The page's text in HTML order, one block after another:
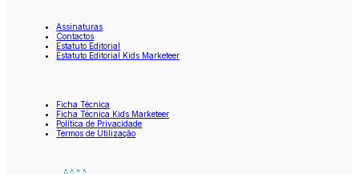
Assinaturas
Contactos
Estatuto Editorial
Estatuto Editorial Kids Marketeer
Ficha Técnica
Ficha Técnica Kids Marketeer
Política de Privacidade
Termos de Utilização